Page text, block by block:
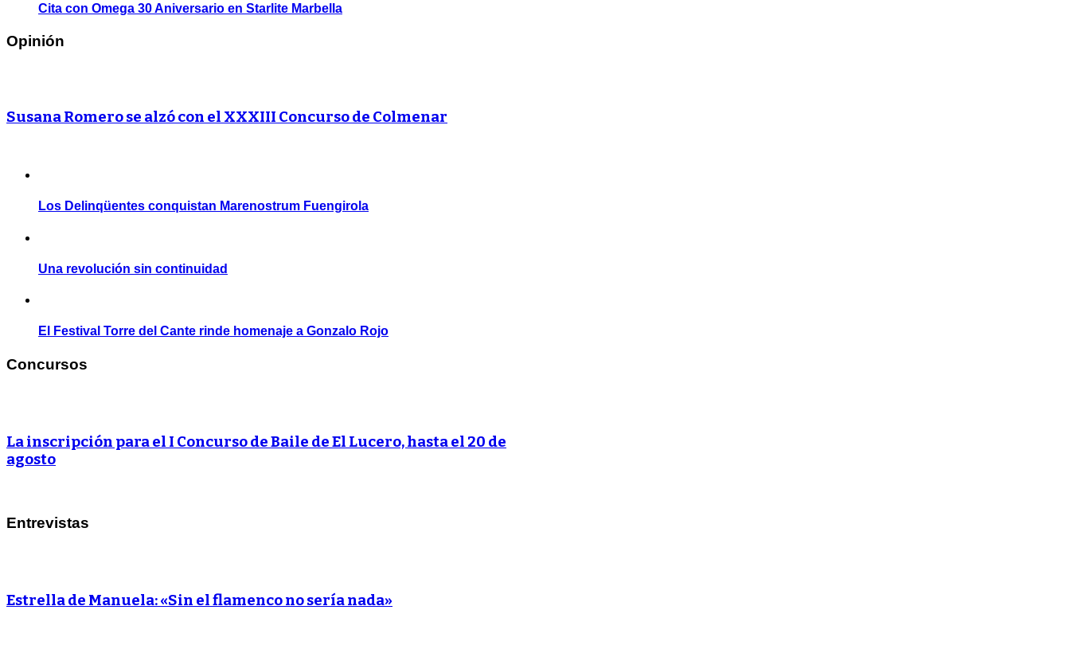
Cita con Omega 30 Aniversario en Starlite Marbella
Opinión
Susana Romero se alzó con el XXXIII Concurso de Colmenar
Los Delinqüentes conquistan Marenostrum Fuengirola
Una revolución sin continuidad
El Festival Torre del Cante rinde homenaje a Gonzalo Rojo
Concursos
La inscripción para el I Concurso de Baile de El Lucero, hasta el 20 de
agosto
Entrevistas
Estrella de Manuela: «Sin el flamenco no sería nada»